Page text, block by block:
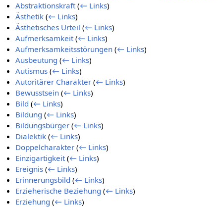
Abstraktionskraft (← Links)
Ästhetik (← Links)
Ästhetisches Urteil (← Links)
Aufmerksamkeit (← Links)
Aufmerksamkeitsstörungen (← Links)
Ausbeutung (← Links)
Autismus (← Links)
Autoritärer Charakter (← Links)
Bewusstsein (← Links)
Bild (← Links)
Bildung (← Links)
Bildungsbürger (← Links)
Dialektik (← Links)
Doppelcharakter (← Links)
Einzigartigkeit (← Links)
Ereignis (← Links)
Erinnerungsbild (← Links)
Erzieherische Beziehung (← Links)
Erziehung (← Links)